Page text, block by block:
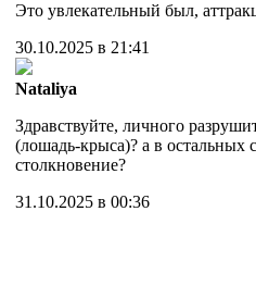
Это увлекательный был,
30.10.2025 в 21:41
Nataliya
Здравствуйте, личного
(лошадь-крыса)? а в остальных
столкновение?
31.10.2025 в 00:36